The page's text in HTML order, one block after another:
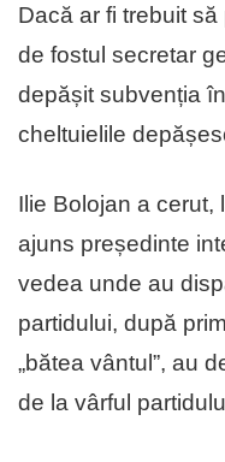
Dacă ar fi trebuit
de fostul secretar
depășit subvenția
cheltuielile
Ilie Bolojan a cerut,
ajuns președinte
vedea unde au
partidului, după
„bătea vântul”, au
de la vârful